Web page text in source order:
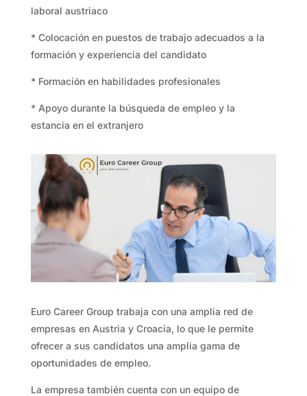
laboral austriaco
* Colocación en puestos de trabajo adecuados a la
formación y experiencia del candidato
* Formación en habilidades profesionales
* Apoyo durante la búsqueda de empleo y la
estancia en el extranjero
Euro Career Group trabaja con una amplia red de
empresas en Austria y Croacia, lo que le permite
ofrecer a sus candidatos una amplia gama de
oportunidades de empleo.
La empresa también cuenta con un equipo de